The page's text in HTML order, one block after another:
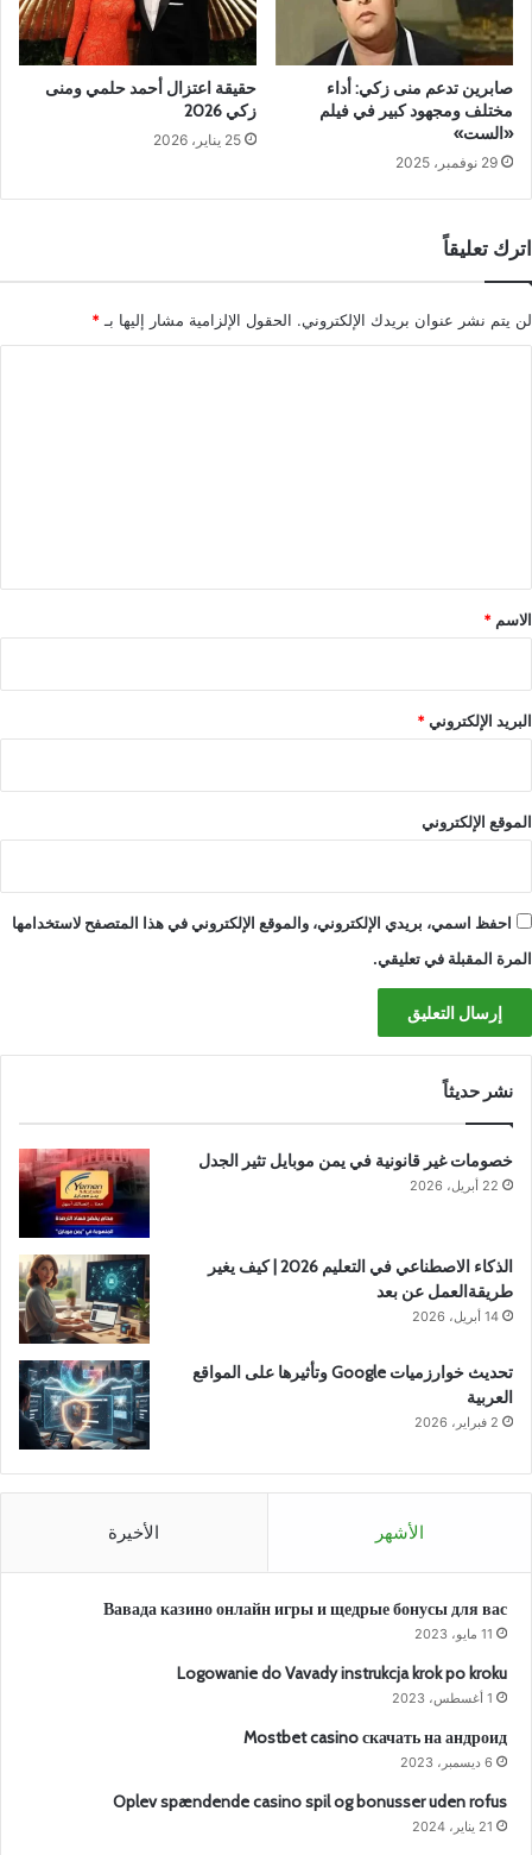
صابرين تدعم منى زكي: أداء
مختلف ومجهود كبير في فيلم
«الست»
29 نوفمبر، 2025
حقيقة اعتزال أحمد حلمي ومنى
زكي 2026
25 يناير، 2026
اترك تعليقاً
لن يتم نشر عنوان بريدك الإلكتروني. الحقول الإلزامية مشار إليها بـ *
*
الاسم *
البريد الإلكتروني*
الموقع الإلكتروني
احفظ اسمي، بريدي الإلكتروني، والموقع الإلكتروني في هذا المتصفح لاستخدامها
المرة المقبلة في تعليقي.
نشر حديثاً
خصومات غير قانونية في يمن موبايل تثير الجدل
22 أبريل، 2026
الذكاء الاصطناعي في التعليم 2026 | كيف يغير
طريقةالعمل عن بعد
14 أبريل، 2026
تحديث خوارزميات Google وتأثيرها على المواقع
العربية
2 فبراير، 2026
الأشهر الأخيرة
Вавада казино онлайн игры и щедрые бонусы для вас
11 مايو، 2023
Logowanie do Vavady instrukcja krok po kroku
1 أغسطس، 2023
Mostbet casino скачать на андроид
6 ديسمبر، 2023
Oplev spændende casino spil og bonusser uden rofus
21 يناير، 2024